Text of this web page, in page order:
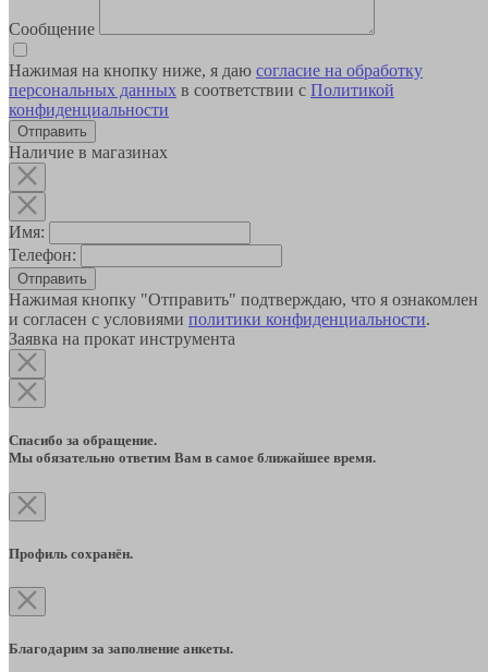
Сообщение
Нажимая на кнопку ниже, я даю согласие на обработку
персональных данных в соответствии с Политикой
конфиденциальности
Наличие в магазинах
Имя:
Телефон:
Отправить
Нажимая кнопку "Отправить" подтверждаю, что я ознакомлен
и согласен с условиями политики конфиденциальности.
Заявка на прокат инструмента
Спасибо за обращение.
Мы обязательно ответим Вам в самое ближайшее время.
Профиль сохранён.
Благодарим за заполнение анкеты.